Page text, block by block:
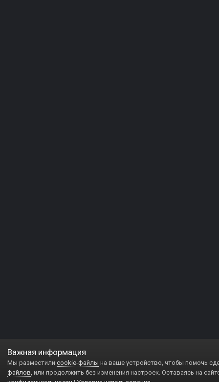
Важная информация
Мы разместили cookie-файлы на ваше устройство, чтобы помочь
файлов, или продолжить без изменения настроек. Оставаясь на